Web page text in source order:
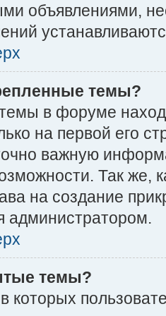
объявлениями,
темы?
в форуме
на первой его
важную
Так же,
на создание
администратором.
темы?
которых